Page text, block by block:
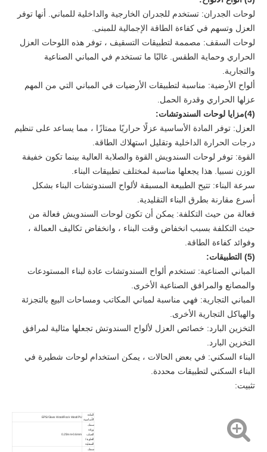
لوحات الجدران: تستخدم للجدران الخارجية والداخلية للمباني. أنها توفر
العزل وتسهم في كفاءة الطاقة الإجمالية للمبنى.
لوحات السقف: مصممة لتطبيقات التسقيف ، توفر هذه اللوحات العزل
الحراري وحماية الطقس. غالبًا ما تستخدم في المباني الصناعية
والتجارية.
ألواح الأرضية: مناسبة لتطبيقات الأرضيات في المباني التي من المهم
عزلها الحراري وقدرة الحمل.
(4)
مزايا لوحات السندوتشات:
العزل: توفر المادة الأساسية عزلًا حراريًا ممتازًا ، مما يساعد على تنظيم
درجات الحرارة الداخلية وتقليل استهلاك الطاقة.
القوة: توفر لوحات السندويش القوة والصلابة العالية بينما تكون خفيفة
الوزن نسبيا. هذا يجعلها مناسبة لمختلف تطبيقات البناء.
سرعة البناء: تتيح الطبيعة المسبقة لألواح السندوتشات البناء بشكل
أسرع مقارنة بطرق البناء التقليدية.
فعالة من حيث التكلفة: يمكن أن تكون لوحات السندويش فعالة من
حيث التكلفة بسبب انخفاض وقت البناء ، وانخفاض تكاليف العمالة ،
وفوائد كفاءة الطاقة.
(5) التطبيقات:
المباني الصناعية: تستخدم ألواح السندوتشات عادة لبناء المستودعات
والمصانع والمرافق الصناعية الأخرى.
المباني التجارية: فهي مناسبة لمباني المكاتب ومساحات البيع بالتجزئة
والهياكل التجارية الأخرى.
التخزين البارد: خصائص العزل لألواح السندوتش تجعلها مثالية لمرافق
التخزين البارد.
البناء السكني: في بعض الحالات ، يمكن استخدام لوحات شطيرة في
البناء السكني لتطبيقات محددة.
تثبيت:
المادة
الأساسية
EPS/Glass Wool/Rock Wool/PU
سمك
ورقة
الصلب
العلوية/
السفلية
0.25mm-0.6mm
سمك